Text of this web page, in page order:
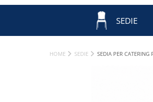
SEDIE
HOME SEDIE SEDIA PER CATERING